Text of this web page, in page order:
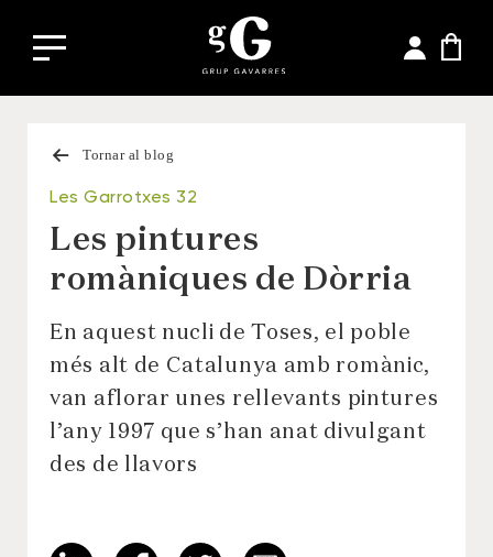
Tornar al blog
Les Garrotxes 32
Les pintures
romàniques de Dòrria
En aquest nucli de Toses, el poble
més alt de Catalunya amb romànic,
van aflorar unes rellevants pintures
l’any 1997 que s’han anat divulgant
des de llavors